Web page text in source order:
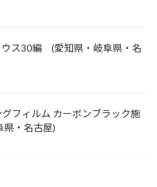
ウス30編 (愛知県・岐阜県・名
フィルム カーボンブラック施
・名古屋)